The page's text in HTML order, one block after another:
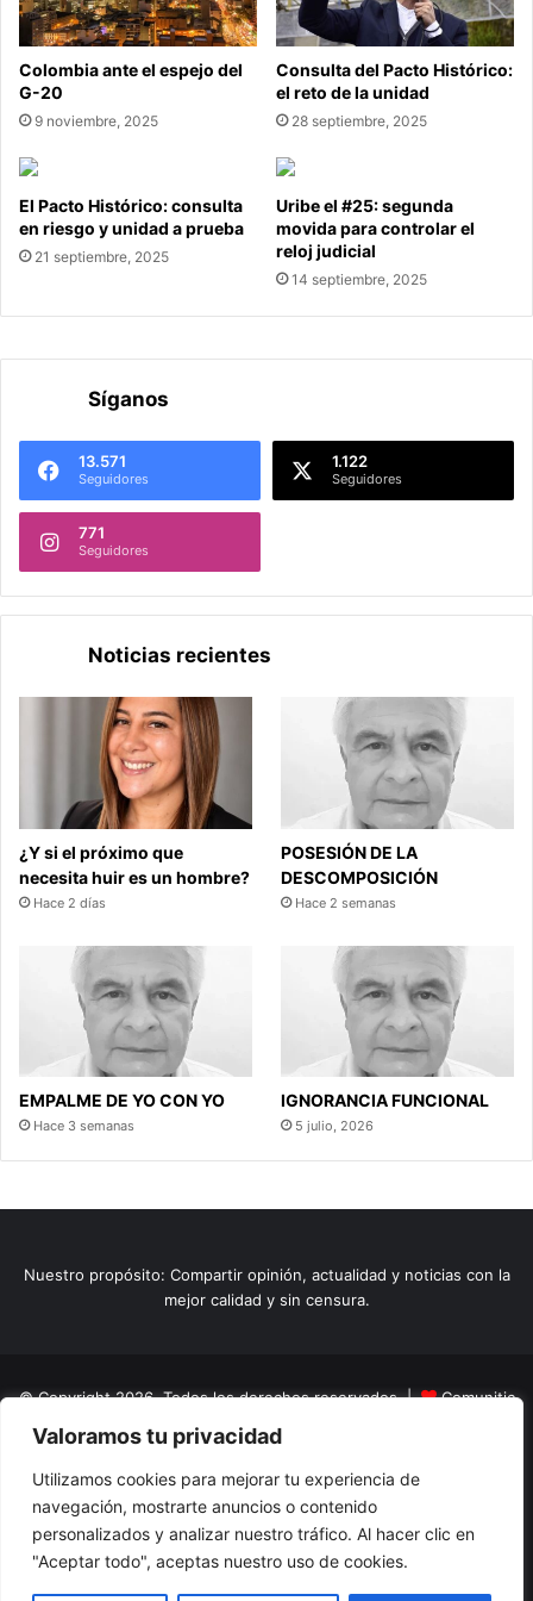
Valoramos tu privacidad
Utilizamos cookies para mejorar tu experiencia de
navegación, mostrarte anuncios o contenido
personalizados y analizar nuestro tráfico. Al hacer clic en
"Aceptar todo", aceptas nuestro uso de cookies.
Colombia ante el espejo del
G-20
9 noviembre, 2025
Consulta del Pacto Histórico:
el reto de la unidad
28 septiembre, 2025
El Pacto Histórico: consulta
en riesgo y unidad a prueba
21 septiembre, 2025
Uribe el #25: segunda
movida para controlar el
reloj judicial
14 septiembre, 2025
Síganos
13.571
Seguidores
1.122
Seguidores
771
Seguidores
Noticias recientes
¿Y si el próximo que
necesita huir es un hombre?
Hace 2 días
POSESIÓN DE LA
DESCOMPOSICIÓN
Hace 2 semanas
EMPALME DE YO CON YO
Hace 3 semanas
IGNORANCIA FUNCIONAL
5 julio, 2026
Nuestro propósito: Compartir opinión, actualidad y noticias con la
mejor calidad y sin censura.
© Copyright 2026, Todos los derechos reservados |
Comunitic
SAS BICNit 901228106
Home
Actualidad Variedades Opinion Turismo
El Tinteadero
Caricaturas Reportajes
FacebookYouTubeInstagram